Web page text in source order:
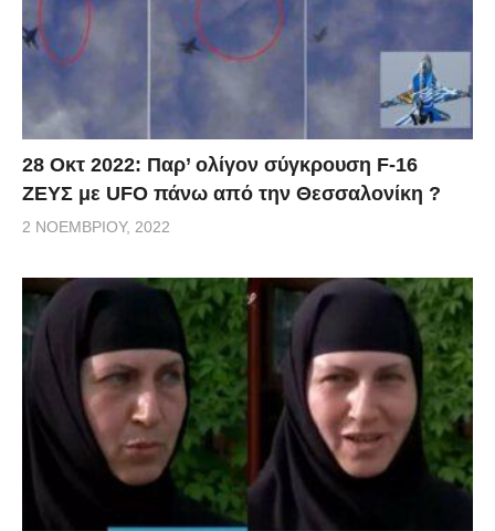
28 Οκτ 2022: Παρ’ ολίγον σύγκρουση F-16
ΖΕΥΣ με UFO πάνω από την Θεσσαλονίκη ?
2 ΝΟΕΜΒΡΊΟΥ, 2022